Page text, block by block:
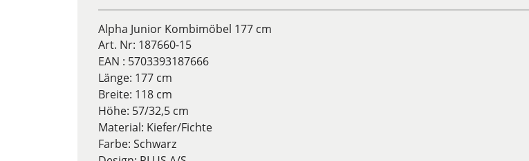
Alpha Junior Kombimöbel 177 cm
Art. Nr: 187660-15
EAN : 5703393187666
Länge: 177 cm
Breite: 118 cm
Höhe: 57/32,5 cm
Material: Kiefer/Fichte
Farbe: Schwarz